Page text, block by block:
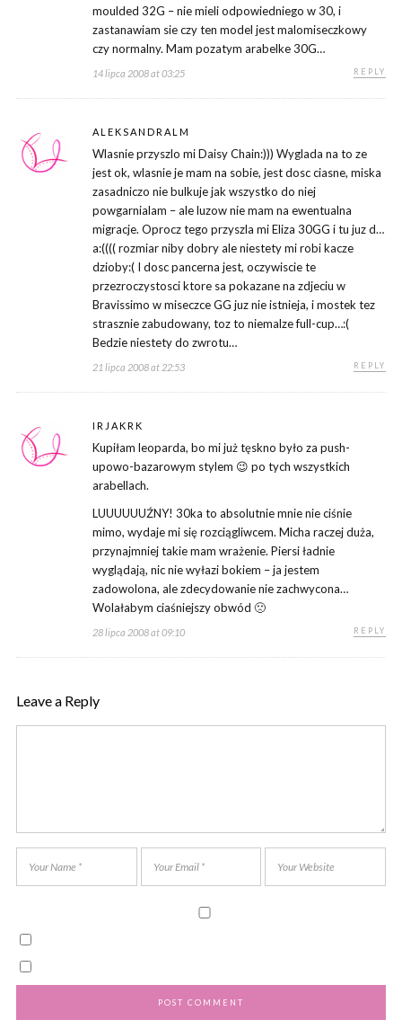
moulded 32G – nie mieli odpowiedniego w 30, i
zastanawiam sie czy ten model jest malomiseczkowy
czy normalny. Mam pozatym arabelke 30G…
14 lipca 2008 at 03:25 REPLY
ALEKSANDRALM
Wlasnie przyszlo mi Daisy Chain:))) Wyglada na to ze
jest ok, wlasnie je mam na sobie, jest dosc ciasne, miska
zasadniczo nie bulkuje jak wszystko do niej
powgarnialam – ale luzow nie mam na ewentualna
migracje. Oprocz tego przyszla mi Eliza 30GG i tu juz d…
a:(((( rozmiar niby dobry ale niestety mi robi kacze
dzioby:( I dosc pancerna jest, oczywiscie te
przezroczystosci ktore sa pokazane na zdjeciu w
Bravissimo w miseczce GG juz nie istnieja, i mostek tez
strasznie zabudowany, toz to niemalze full-cup…:(
Bedzie niestety do zwrotu…
21 lipca 2008 at 22:53 REPLY
IRJAKRK
Kupiłam leoparda, bo mi już tęskno było za push-
upowo-bazarowym stylem 😉 po tych wszystkich
arabellach.
LUUUUUUŹNY! 30ka to absolutnie mnie nie ciśnie
mimo, wydaje mi się rozciągliwcem. Micha raczej duża,
przynajmniej takie mam wrażenie. Piersi ładnie
wyglądają, nic nie wyłazi bokiem – ja jestem
zadowolona, ale zdecydowanie nie zachwycona…
Wolałabym ciaśniejszy obwód 🙁
28 lipca 2008 at 09:10 REPLY
Leave a Reply